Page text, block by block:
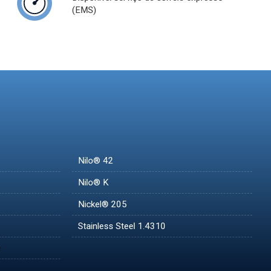
(EMS)
Nilo® 42
Nilo® K
Nickel® 205
Stainless Steel 1.4310